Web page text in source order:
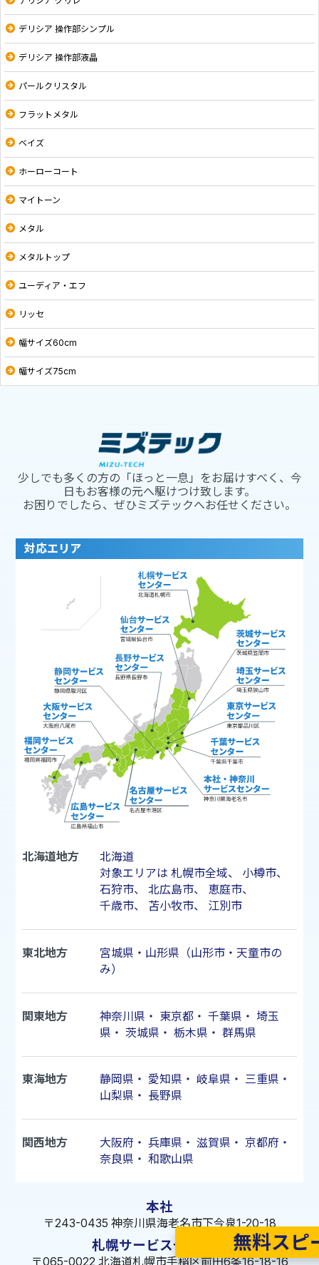
デリシア 操作部シンプル
デリシア 操作部液晶
パールクリスタル
フラットメタル
ベイズ
ホーローコート
マイトーン
メタル
メタルトップ
ユーディア・エフ
リッセ
幅サイズ60cm
幅サイズ75cm
少しでも多くの方の「ほっと一息」をお届けすべく、今
日もお客様の元へ駆けつけ致します。
お困りでしたら、ぜひミズテックへお任せください。
対応エリア
北海道地方
北海道
対象エリアは 札幌市全域、 小樽市、
石狩市、 北広島市、 恵庭市、
千歳市、 苫小牧市、 江別市
東北地方
宮城県・山形県（山形市・天童市の
み）
関東地方 神奈川県 ・ 東京都・ 千葉県 ・ 埼玉
県 ・ 茨城県 ・ 栃木県 ・ 群馬県
東海地方 静岡県 ・ 愛知県 ・ 岐阜県 ・ 三重県 ・
山梨県 ・ 長野県
関西地方 大阪府 ・ 兵庫県 ・ 滋賀県 ・ 京都府 ・
奈良県 ・ 和歌山県
本社
〒243-0435 神奈川県海老名市下今泉1-20-18
札幌サービスセンター
〒065-0022 北海道札幌市手稲区前田6条16-18-16
無料スピ